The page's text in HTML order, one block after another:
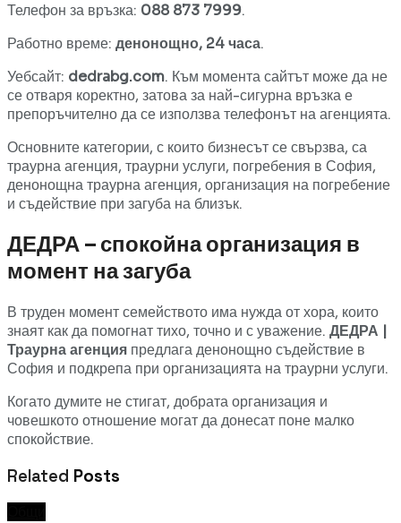
Телефон за връзка: 088 873 7999.
Работно време: денонощно, 24 часа.
Уебсайт: dedrabg.com. Към момента сайтът може да не
се отваря коректно, затова за най-сигурна връзка е
препоръчително да се използва телефонът на агенцията.
Основните категории, с които бизнесът се свързва, са
траурна агенция, траурни услуги, погребения в София,
денонощна траурна агенция, организация на погребение
и съдействие при загуба на близък.
ДЕДРА – спокойна организация в
момент на загуба
В труден момент семейството има нужда от хора, които
знаят как да помогнат тихо, точно и с уважение. ДЕДРА |
Траурна агенция предлага денонощно съдействие в
София и подкрепа при организацията на траурни услуги.
Когато думите не стигат, добрата организация и
човешкото отношение могат да донесат поне малко
спокойствие.
Related Posts